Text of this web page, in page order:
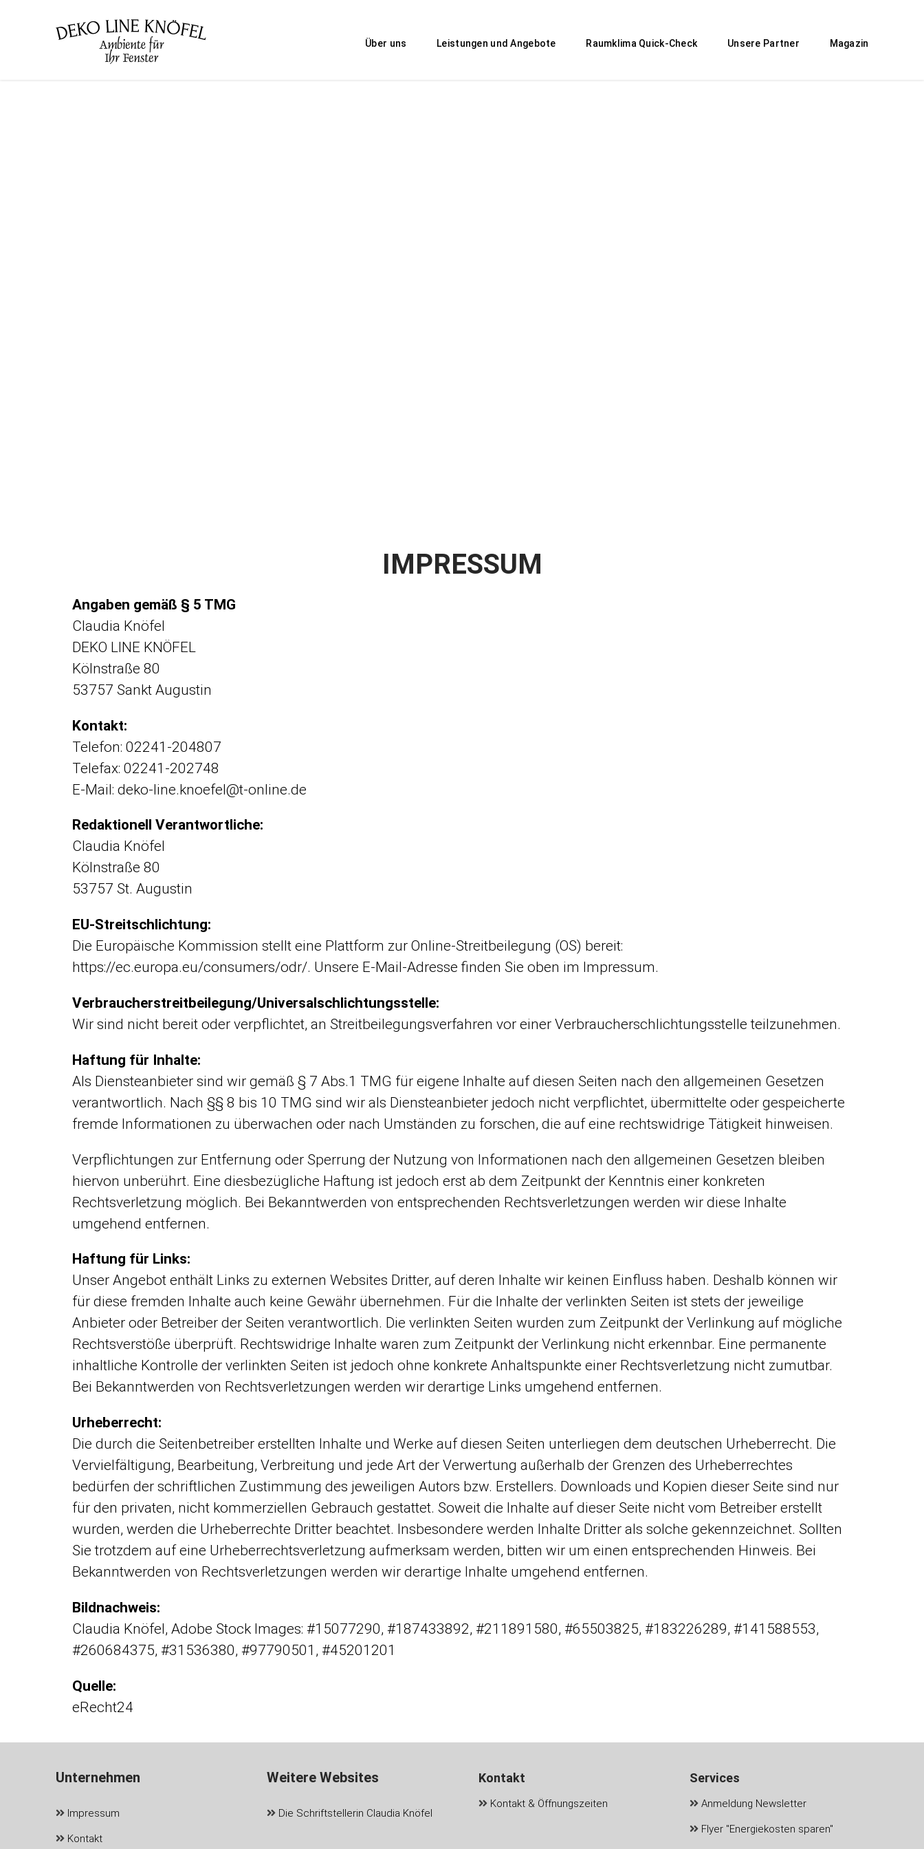
Über uns Leistungen und Angebote Raumklima Quick-Check Unsere Partner Magazin
IMPRESSUM
Angaben gemäß § 5 TMG
Claudia Knöfel
DEKO LINE KNÖFEL
Kölnstraße 80
53757 Sankt Augustin
Kontakt:
Telefon: 02241-204807
Telefax: 02241-202748
E-Mail: deko-line.knoefel@t-online.de
Redaktionell Verantwortliche:
Claudia Knöfel
Kölnstraße 80
53757 St. Augustin
EU-Streitschlichtung:
Die Europäische Kommission stellt eine Plattform zur Online-Streitbeilegung (OS) bereit:
https://ec.europa.eu/consumers/odr/. Unsere E-Mail-Adresse finden Sie oben im Impressum.
Verbraucherstreitbeilegung/Universalschlichtungsstelle:
Wir sind nicht bereit oder verpflichtet, an Streitbeilegungsverfahren vor einer Verbraucherschlichtungsstelle teilzunehmen.
Haftung für Inhalte:
Als Diensteanbieter sind wir gemäß § 7 Abs.1 TMG für eigene Inhalte auf diesen Seiten nach den allgemeinen Gesetzen
verantwortlich. Nach §§ 8 bis 10 TMG sind wir als Diensteanbieter jedoch nicht verpflichtet, übermittelte oder gespeicherte
fremde Informationen zu überwachen oder nach Umständen zu forschen, die auf eine rechtswidrige Tätigkeit hinweisen.
Verpflichtungen zur Entfernung oder Sperrung der Nutzung von Informationen nach den allgemeinen Gesetzen bleiben
hiervon unberührt. Eine diesbezügliche Haftung ist jedoch erst ab dem Zeitpunkt der Kenntnis einer konkreten
Rechtsverletzung möglich. Bei Bekanntwerden von entsprechenden Rechtsverletzungen werden wir diese Inhalte
umgehend entfernen.
Haftung für Links:
Unser Angebot enthält Links zu externen Websites Dritter, auf deren Inhalte wir keinen Einfluss haben. Deshalb können wir
für diese fremden Inhalte auch keine Gewähr übernehmen. Für die Inhalte der verlinkten Seiten ist stets der jeweilige
Anbieter oder Betreiber der Seiten verantwortlich. Die verlinkten Seiten wurden zum Zeitpunkt der Verlinkung auf mögliche
Rechtsverstöße überprüft. Rechtswidrige Inhalte waren zum Zeitpunkt der Verlinkung nicht erkennbar. Eine permanente
inhaltliche Kontrolle der verlinkten Seiten ist jedoch ohne konkrete Anhaltspunkte einer Rechtsverletzung nicht zumutbar.
Bei Bekanntwerden von Rechtsverletzungen werden wir derartige Links umgehend entfernen.
Urheberrecht:
Die durch die Seitenbetreiber erstellten Inhalte und Werke auf diesen Seiten unterliegen dem deutschen Urheberrecht. Die
Vervielfältigung, Bearbeitung, Verbreitung und jede Art der Verwertung außerhalb der Grenzen des Urheberrechtes
bedürfen der schriftlichen Zustimmung des jeweiligen Autors bzw. Erstellers. Downloads und Kopien dieser Seite sind nur
für den privaten, nicht kommerziellen Gebrauch gestattet. Soweit die Inhalte auf dieser Seite nicht vom Betreiber erstellt
wurden, werden die Urheberrechte Dritter beachtet. Insbesondere werden Inhalte Dritter als solche gekennzeichnet. Sollten
Sie trotzdem auf eine Urheberrechtsverletzung aufmerksam werden, bitten wir um einen entsprechenden Hinweis. Bei
Bekanntwerden von Rechtsverletzungen werden wir derartige Inhalte umgehend entfernen.
Bildnachweis:
Claudia Knöfel, Adobe Stock Images: #15077290, #187433892, #211891580, #65503825, #183226289, #141588553,
#260684375, #31536380, #97790501, #45201201
Quelle:
eRecht24
Unternehmen
Impressum
Kontakt
Weitere Websites
Die Schriftstellerin Claudia Knöfel
Kontakt
Kontakt & Öffnungszeiten
Services
Anmeldung Newsletter
Flyer "Energiekosten sparen"